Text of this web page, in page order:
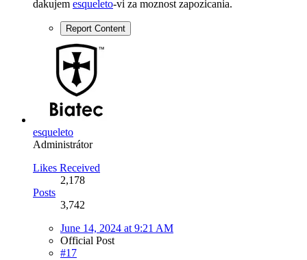
dakujem esqueleto-vi za moznost zapozicania.
Report Content
esqueleto
Administrátor
Likes Received
2,178
Posts
3,742
June 14, 2024 at 9:21 AM
Official Post
#17